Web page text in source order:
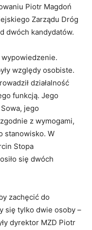
Piotr Magdoń
Zarządu Dróg
dwóch kandydatów.
wypowiedzenie.
względy osobiste.
działalność
funkcją. Jego
jego
z wymogami,
stanowisko. W
Stopa
się dwóch
zachęcić do
się tylko dwie osoby –
dyrektor MZD Piotr